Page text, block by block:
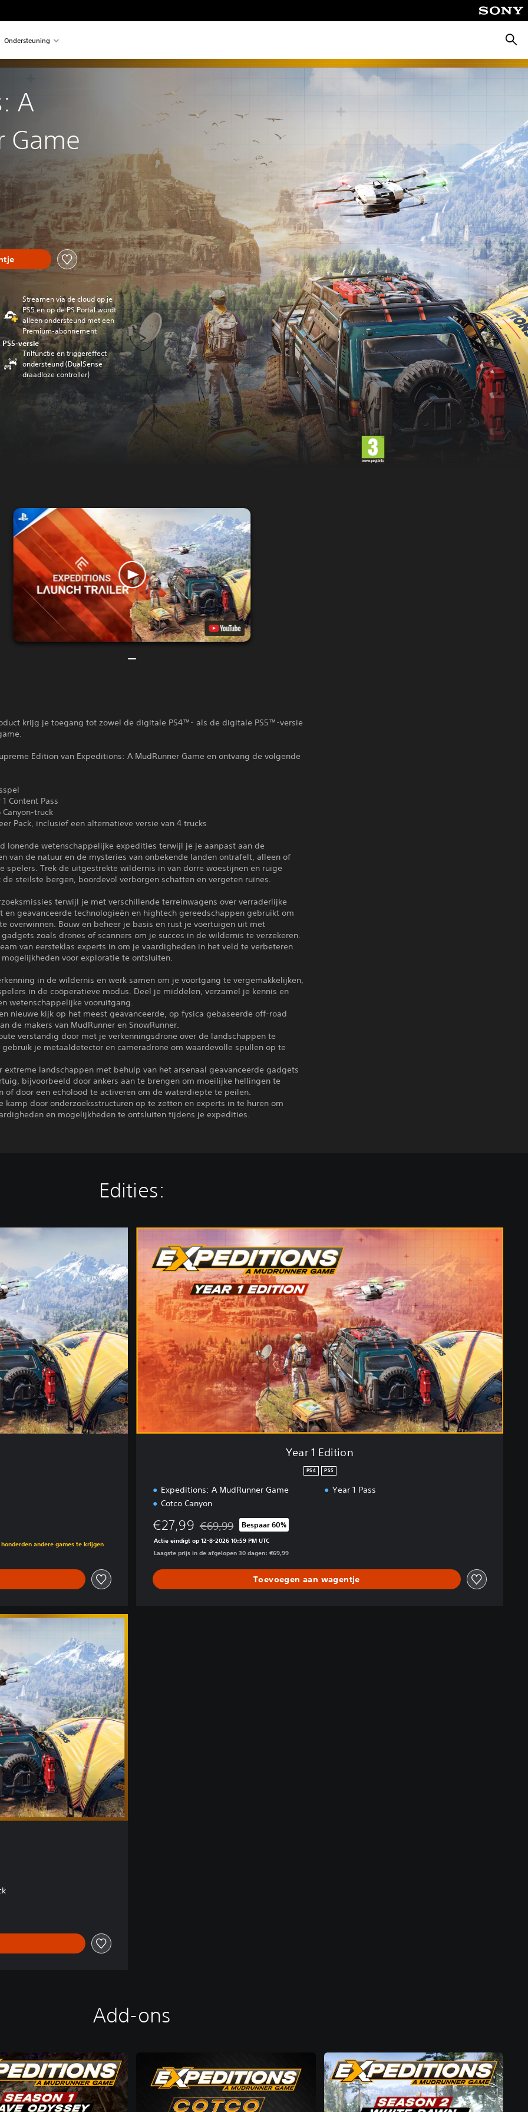
Ondersteuning
A
Game
Streamen via de cloud op je
PS5 en op de PS Portal wordt
alleen ondersteund met een
Premium-abonnement
PS5-versie
Trilfunctie en triggereffect
ondersteund (DualSense
draadloze controller)
krijg je toegang tot zowel de digitale PS4™- als de digitale PS5™-versie
Edition van Expeditions: A MudRunner Game en ontvang de volgende
1 Content Pass
Canyon-truck
Pack, inclusief een alternatieve versie van 4 trucks
lonende wetenschappelijke expedities terwijl je je aanpast aan de
van de natuur en de mysteries van onbekende landen ontrafelt, alleen of
spelers. Trek de uitgestrekte wildernis in van dorre woestijnen en ruige
de steilste bergen, boordevol verborgen schatten en vergeten ruïnes.
terwijl je met verschillende terreinwagens over verraderlijke
en geavanceerde technologieën en hightech gereedschappen gebruikt om
overwinnen. Bouw en beheer je basis en rust je voertuigen uit met
zoals drones of scanners om je succes in de wildernis te verzekeren.
van eersteklas experts in om je vaardigheden in het veld te verbeteren
mogelijkheden voor exploratie te ontsluiten.
in de wildernis en werk samen om je voortgang te vergemakkelijken,
in de coöperatieve modus. Deel je middelen, verzamel je kennis en
wetenschappelijke vooruitgang.
nieuwe kijk op het meest geavanceerde, op fysica gebaseerde off-road
de makers van MudRunner en SnowRunner.
verstandig door met je verkenningsdrone over de landschappen te
gebruik je metaaldetector en cameradrone om waardevolle spullen op te
extreme landschappen met behulp van het arsenaal geavanceerde gadgets
bijvoorbeeld door ankers aan te brengen om moeilijke hellingen te
of door een echolood te activeren om de waterdiepte te peilen.
kamp door onderzoeksstructuren op te zetten en experts in te huren om
en mogelijkheden te ontsluiten tijdens je expedities.
Edities:
prijs van €49,99
andere games te krijgen
r
i
o
Year 1 Edition
PS4 PS5
Expeditions: A MudRunner Game
Cotco Canyon
Year 1 Pass
€27,99 Korting ten opzichte van de oorspronkelijke prijs van €69,99
€69,99 Bespaar 60%
Actie eindigt op 12-8-2026 10:59 PM UTC
Laagste prijs in de afgelopen 30 dagen: €69,99
Toevoegen aan wagentje
Add-ons